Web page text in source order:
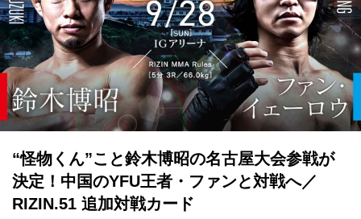
“怪物くん”こと鈴木博昭の名古屋大会参戦が
決定！中国のYFU王者・ファンと対戦へ／
RIZIN.51 追加対戦カード